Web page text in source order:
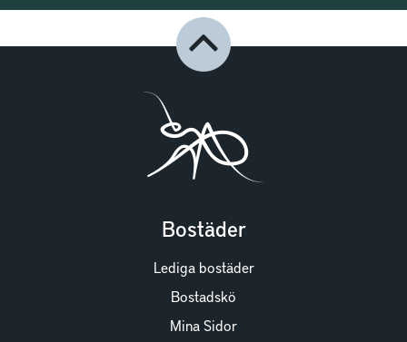
Bostäder
Lediga bostäder
Bostadskö
Mina Sidor